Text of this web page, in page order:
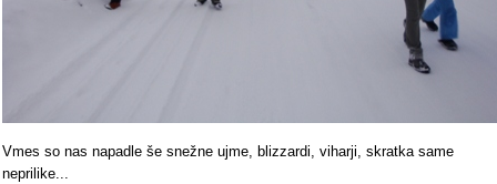
Vmes so nas napadle še snežne ujme, blizzardi, viharji, skratka same
neprilike...